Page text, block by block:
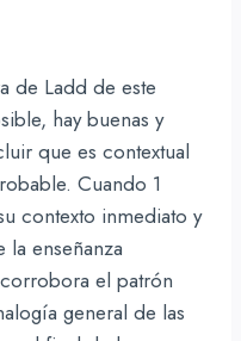
de Ladd de este
hay buenas y
que es contextual
Cuando 1
contexto inmediato y
enseñanza
el patrón
general de las